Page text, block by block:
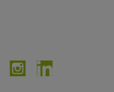
PinterestInstagramLinkedIn